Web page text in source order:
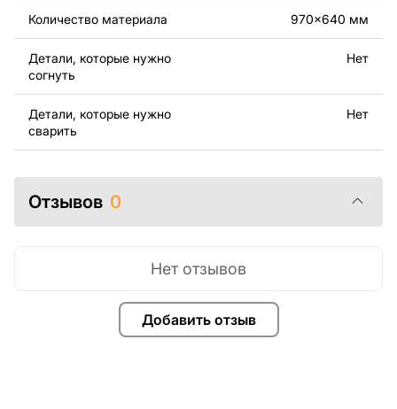
изделия из металла для вас, пожалуйста, свяжитесь
с нами.
Если у вас остались вопросы или вам нужна помощь,
помочь.
Количество материала 970x640 мм
Детали, которые нужно
согнуть
Нет
Детали, которые нужно
сварить
Нет
Отзывов 0
Добавить отзыв
Нет отзывов